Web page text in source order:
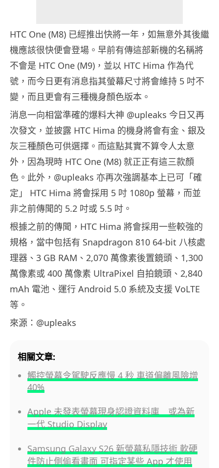
HTC One (M8) 已經推出快將一年，如無意外其後繼
機應該很快便會登場。早前有傳這部新機的名稱將
不會是 HTC One (M9)，並以 HTC Hima 作為代
號，而今日更有消息指其螢幕尺寸將會維持 5 吋不
變，而且更會有三種機身顏色版本。
消息一向相當準確的爆料大神 @upleaks 今日又再
次發文，並披露 HTC Hima 的機身將會有金、銀及
灰三種顏色可供選擇。而這點其實不算令人太意
外，因為現時 HTC One (M8) 就正正有這三款顏
色。此外，@upleaks 亦再次強調基本上已可「確
定」 HTC Hima 將會採用 5 吋 1080p 螢幕，而並
非之前傳聞的 5.2 吋或 5.5 吋。
根據之前的傳聞，HTC Hima 將會採用一些較強的
規格，當中包括有 Snapdragon 810 64-bit 八核處
理器、3 GB RAM、2,070 萬像素後置鏡頭、1,300
萬像素或 400 萬像素 UltraPixel 自拍鏡頭、2,840
mAh 電池、運行 Android 5.0 系統及支援 VoLTE
等。
來源：@upleaks
相關文章:
觸控螢幕令駕駛反應慢 4 秒 車道偏離風險增
40%
Apple 未發表螢幕現身認證資料庫 或為新
一代 Studio Display
Samsung Galaxy S26 新螢幕私隱技術 軟硬
件防止側偷看畫面 可指定某些 App 才使用